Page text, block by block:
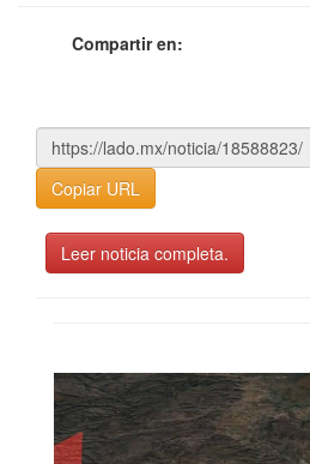
Compartir en:
Copiar URL
Leer noticia completa.